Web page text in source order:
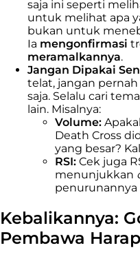
saja ini seperti
untuk melihat apa
bukan untuk
Ia mengonfirmasi
meramalkannya.
Jangan Dipakai
telat, jangan pernah
saja. Selalu cari
lain. Misalnya:
Volume:
Death Cross
yang besar?
RSI: Cek juga
menunjukkan
penurunannya
Kebalikannya:
Pembawa